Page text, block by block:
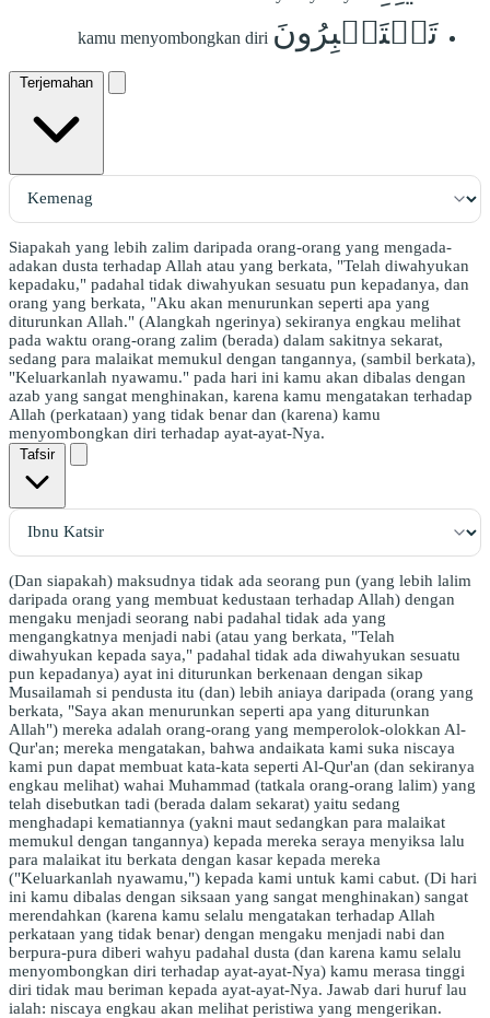
تَسۡتَكۡبِرُونَ kamu menyombongkan diri
Terjemahan
Siapakah yang lebih zalim daripada orang-orang yang mengada-
adakan dusta terhadap Allah atau yang berkata, "Telah diwahyukan
kepadaku," padahal tidak diwahyukan sesuatu pun kepadanya, dan
orang yang berkata, "Aku akan menurunkan seperti apa yang
diturunkan Allah." (Alangkah ngerinya) sekiranya engkau melihat
pada waktu orang-orang zalim (berada) dalam sakitnya sekarat,
sedang para malaikat memukul dengan tangannya, (sambil berkata),
"Keluarkanlah nyawamu." pada hari ini kamu akan dibalas dengan
azab yang sangat menghinakan, karena kamu mengatakan terhadap
Allah (perkataan) yang tidak benar dan (karena) kamu
menyombongkan diri terhadap ayat-ayat-Nya.
Tafsir
(Dan siapakah) maksudnya tidak ada seorang pun (yang lebih lalim
daripada orang yang membuat kedustaan terhadap Allah) dengan
mengaku menjadi seorang nabi padahal tidak ada yang
mengangkatnya menjadi nabi (atau yang berkata, "Telah
diwahyukan kepada saya," padahal tidak ada diwahyukan sesuatu
pun kepadanya) ayat ini diturunkan berkenaan dengan sikap
Musailamah si pendusta itu (dan) lebih aniaya daripada (orang yang
berkata, "Saya akan menurunkan seperti apa yang diturunkan
Allah") mereka adalah orang-orang yang memperolok-olokkan Al-
Qur'an; mereka mengatakan, bahwa andaikata kami suka niscaya
kami pun dapat membuat kata-kata seperti Al-Qur'an (dan sekiranya
engkau melihat) wahai Muhammad (tatkala orang-orang lalim) yang
telah disebutkan tadi (berada dalam sekarat) yaitu sedang
menghadapi kematiannya (yakni maut sedangkan para malaikat
memukul dengan tangannya) kepada mereka seraya menyiksa lalu
para malaikat itu berkata dengan kasar kepada mereka
("Keluarkanlah nyawamu,") kepada kami untuk kami cabut. (Di hari
ini kamu dibalas dengan siksaan yang sangat menghinakan) sangat
merendahkan (karena kamu selalu mengatakan terhadap Allah
perkataan yang tidak benar) dengan mengaku menjadi nabi dan
berpura-pura diberi wahyu padahal dusta (dan karena kamu selalu
menyombongkan diri terhadap ayat-ayat-Nya) kamu merasa tinggi
diri tidak mau beriman kepada ayat-ayat-Nya. Jawab dari huruf lau
ialah: niscaya engkau akan melihat peristiwa yang mengerikan.